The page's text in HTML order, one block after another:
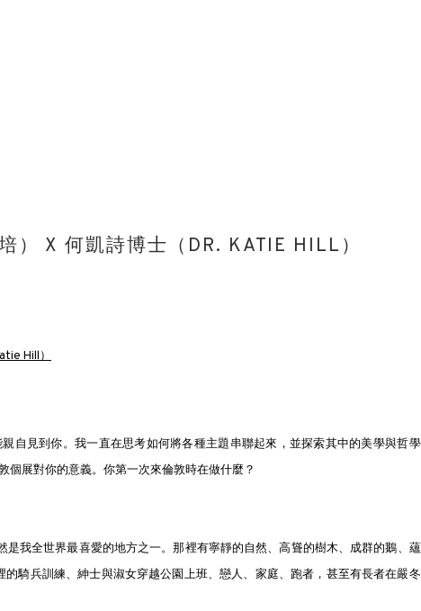
） X 何凱詩博士（DR. KATIE HILL）
自見到你。我一直在思考如何將各種主題串聯起來，並探索其中的美學與哲
展對你的意義。 你第一次來倫敦時在做什麼？
我全世界最喜愛的地方之一。那裡有寧靜的自然、高聳的樹木、成群的鵝、
騎兵訓練、紳士與淑女穿越公園上班、戀人、家庭、跑者，甚至有長者在嚴